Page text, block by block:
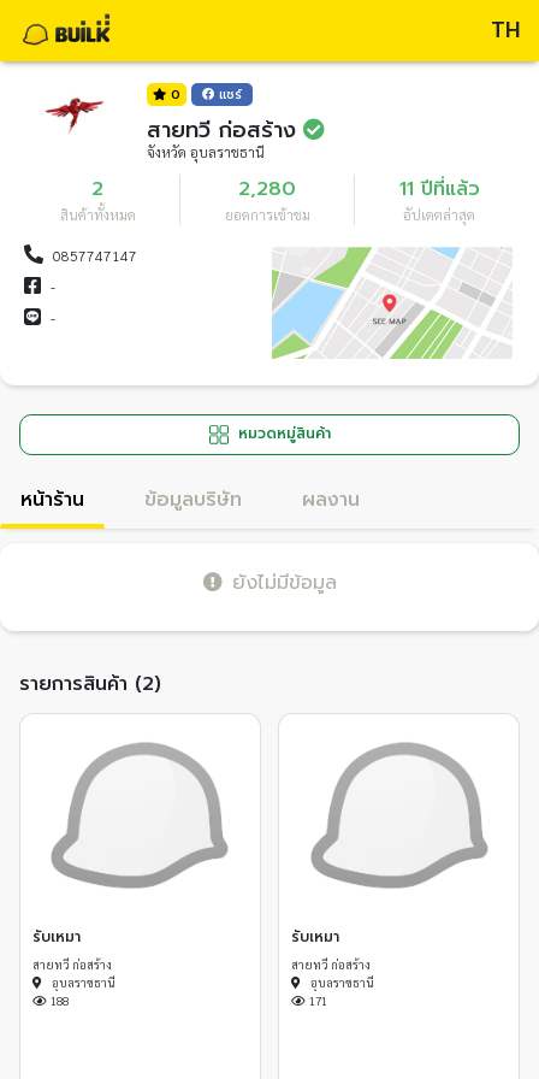
TH
0 แชร์
สายทวี ก่อสร้าง
จังหวัด อุบลราชธานี
2
สินค้าทั้งหมด
2,280
ยอดการเข้าชม
11 ปีที่แล้ว
อัปเดตล่าสุด
0857747147
-
-
หมวดหมู่สินค้า
หน้าร้าน ข้อมูลบริษัท ผลงาน
ยังไม่มีข้อมูล
รายการสินค้า (2)
รับเหมา
สายทวี ก่อสร้าง
อุบลราชธานี
188
รับเหมา
สายทวี ก่อสร้าง
อุบลราชธานี
171